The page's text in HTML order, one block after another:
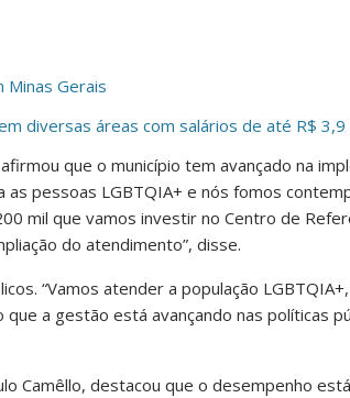
Minas Gerais
diversas áreas com salários de até R$ 3,9
que o município tem avançado na
as pessoas LGBTQIA+ e nós fomos
mil que vamos investir no Centro de
do atendimento”, disse.
“Vamos atender a população
a gestão está avançando nas políticas
Camêllo, destacou que o desempenho